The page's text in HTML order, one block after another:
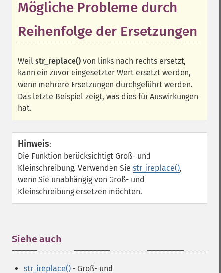
Mögliche Probleme durch
Reihenfolge der Ersetzungen
Weil str_replace() von links nach rechts ersetzt,
kann ein zuvor eingesetzter Wert ersetzt werden,
wenn mehrere Ersetzungen durchgeführt werden.
Das letzte Beispiel zeigt, was dies für Auswirkungen
hat.
Hinweis:
Die Funktion berücksichtigt Groß- und
Kleinschreibung. Verwenden Sie str_ireplace(),
wenn Sie unabhängig von Groß- und
Kleinschreibung ersetzen möchten.
Siehe auch
str_ireplace() - Groß- und